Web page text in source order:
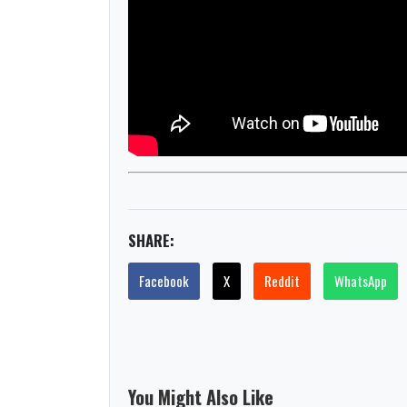
SHARE:
Facebook X Reddit WhatsApp
You Might Also Like